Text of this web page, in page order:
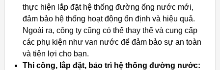
thực hiện lắp đặt hệ thống đường ống nước mới,
đảm bảo hệ thống hoạt động ổn định và hiệu quả.
Ngoài ra, công ty cũng có thể thay thế và cung cấp
các phụ kiện như van nước để đảm bảo sự an toàn
và tiện lợi cho bạn.
Thi công, lắp đặt, bảo trì hệ thống đường nước: